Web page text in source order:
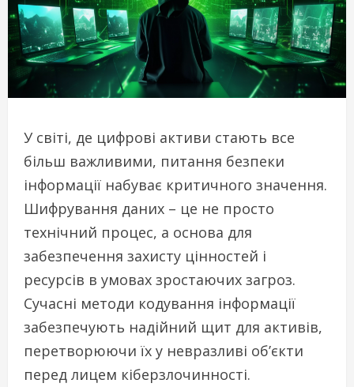
У світі, де цифрові активи стають все
більш важливими, питання безпеки
інформації набуває критичного значення.
Шифрування даних – це не просто
технічний процес, а основа для
забезпечення захисту цінностей і
ресурсів в умовах зростаючих загроз.
Сучасні методи кодування інформації
забезпечують надійний щит для активів,
перетворюючи їх у невразливі об’єкти
перед лицем кіберзлочинності.